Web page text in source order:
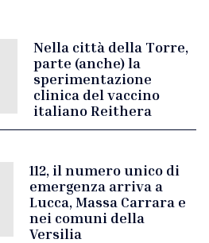
Nella città della Torre,
parte (anche) la
sperimentazione
clinica del vaccino
italiano Reithera
112, il numero unico di
emergenza arriva a
Lucca, Massa Carrara e
nei comuni della
Versilia